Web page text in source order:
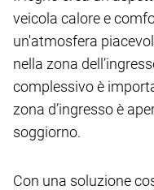
veicola calore e
un'atmosfera
nella zona
complessivo è
zona d’ingresso è
soggiorno.
Con una soluzione